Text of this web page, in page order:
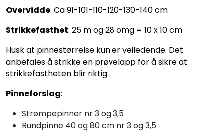
Overvidde: Ca 91-101-110-120-130-140 cm
Strikkefasthet: 25 m og 28 omg = 10 x 10 cm
Husk at pinnestørrelse kun er veiledende. Det
anbefales å strikke en prøvelapp for å sikre at
strikkefastheten blir riktig.
Pinneforslag:
Strømpepinner nr 3 og 3,5
Rundpinne 40 og 80 cm nr 3 og 3,5